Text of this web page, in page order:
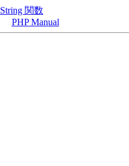
String 関数
PHP Manual